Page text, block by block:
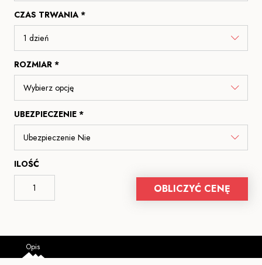
CZAS TRWANIA *
ROZMIAR *
UBEZPIECZENIE *
ILOŚĆ
OBLICZYĆ CENĘ
Opis